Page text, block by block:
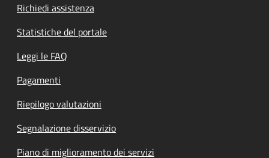
Richiedi assistenza
Statistiche del portale
Leggi le FAQ
Pagamenti
Riepilogo valutazioni
Segnalazione disservizio
Piano di miglioramento dei servizi